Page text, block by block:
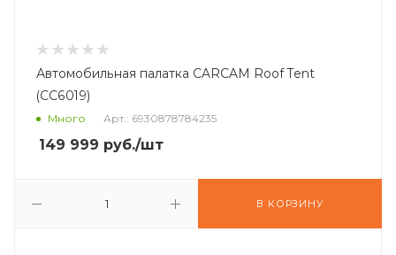
Автомобильная палатка CARCAM Roof Tent
(CC6019)
Много Арт.: 6930878784235
149 999 руб./шт
В КОРЗИНУ